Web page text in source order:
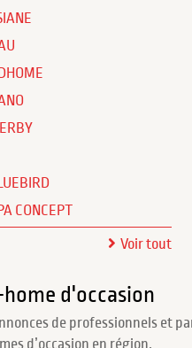
CONCEPT
Voir tout
d'occasion
de professionnels et
d’occasion en région.